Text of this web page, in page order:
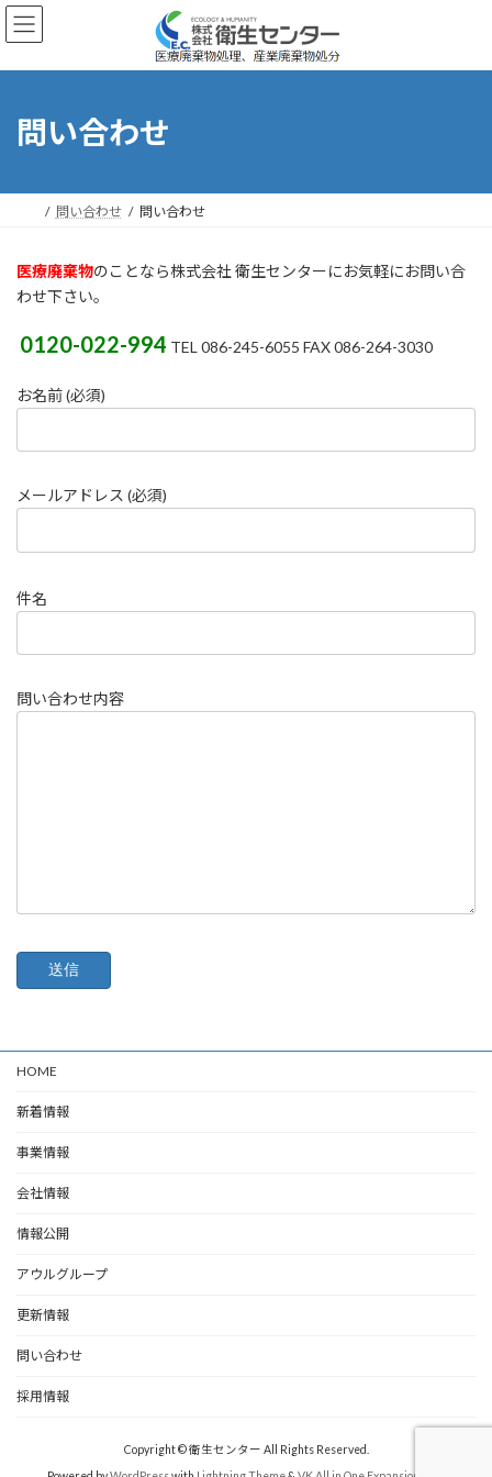
コ
ン
ン
ナ
ビ
ー
問い合わせ
問い合わせ 問い合わせ
医療廃棄物のことなら株式会社 衛生センターにお気軽にお問い合
わせ下さい。
0120-022-994 TEL 086-245-6055 FAX 086-264-3030
お名前 (必須)
メールアドレス (必須)
件名
問い合わせ内容
HOME
新着情報
事業情報
会社情報
情報公開
アウルグループ
更新情報
問い合わせ
採用情報
Copyright © 衛生センター All Rights Reserved.